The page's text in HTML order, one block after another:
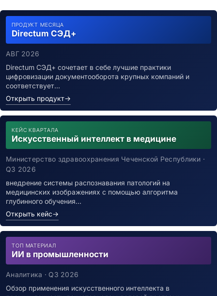
ПРОДУКТ МЕСЯЦА
Directum СЭД+
АВГ 2026
Directum СЭД+ сочетает в себе лучшие практики
цифровизации документооборота крупных компаний и
соответствует…
Открыть продукт→
КЕЙС КВАРТАЛА
Искусственный интеллект в медицине
Министерство здравоохранения Чеченской Республики ·
Q3 2026
внедрение системы распознавания патологий на
медицинских изображениях с помощью алгоритма
глубинного обучения…
Открыть кейс→
ТОП МАТЕРИАЛ
ИИ в промышленности
Аналитика · Q3 2026
Обзор применения искусственного интеллекта в